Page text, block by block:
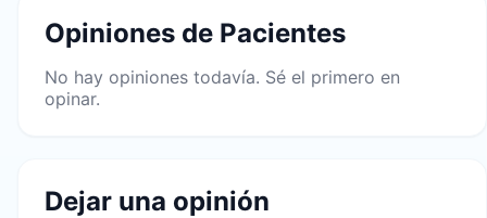
Opiniones de Pacientes
No hay opiniones todavía. Sé el primero en
opinar.
Dejar una opinión